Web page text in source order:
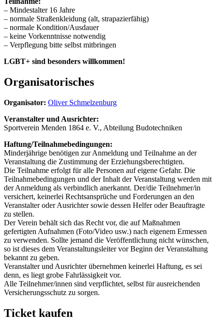
– Mindestalter 16 Jahre
– normale Straßenkleidung (alt, strapazierfähig)
– normale Kondition/Ausdauer
– keine Vorkenntnisse notwendig
– Verpflegung bitte selbst mitbringen
LGBT+ sind besonders willkommen!
Organisatorisches
Organisator: Oliver Schmelzenburg
Veranstalter und Ausrichter:
Sportverein Menden 1864 e. V., Abteilung Budotechniken
Haftung/Teilnahmebedingungen:
Minderjährige benötigen zur Anmeldung und Teilnahme an der
Veranstaltung die Zustimmung der Erziehungsberechtigten.
Die Teilnahme erfolgt für alle Personen auf eigene Gefahr. Die
Teilnahmebedingungen und der Inhalt der Veranstaltung werden mit
der Anmeldung als verbindlich anerkannt. Der/die Teilnehmer/in
versichert, keinerlei Rechtsansprüche und Forderungen an den
Veranstalter oder Ausrichter sowie dessen Helfer oder Beauftragte
zu stellen.
Der Verein behält sich das Recht vor, die auf Maßnahmen
gefertigten Aufnahmen (Foto/Video usw.) nach eigenem Ermessen
zu verwenden. Sollte jemand die Veröffentlichung nicht wünschen,
so ist dieses dem Veranstaltungsleiter vor Beginn der Veranstaltung
bekannt zu geben.
Veranstalter und Ausrichter übernehmen keinerlei Haftung, es sei
denn, es liegt grobe Fahrlässigkeit vor.
Alle Teilnehmer/innen sind verpflichtet, selbst für ausreichenden
Versicherungsschutz zu sorgen.
Ticket kaufen